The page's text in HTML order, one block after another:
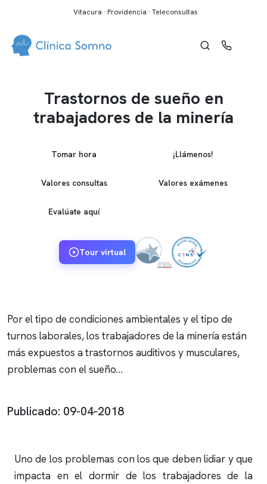
Vitacura · Providencia · Teleconsultas
Trastornos de sueño en
trabajadores de la minería
Tomar hora ¡Llámenos!
Valores consultas Valores exámenes
Evalúate aquí
Tour virtual
Por el tipo de condiciones ambientales y el tipo de
turnos laborales, los trabajadores de la minería están
más expuestos a trastornos auditivos y musculares,
problemas con el sueño…
Publicado: 09-04-2018
Uno de los problemas con los que deben lidiar y que
impacta en el dormir de los trabajadores de la